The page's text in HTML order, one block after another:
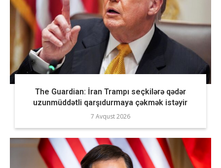
The Guardian: İran Trampı seçkilərə qədər
uzunmüddətli qarşıdurmaya çəkmək istəyir
7 Avqust 2026